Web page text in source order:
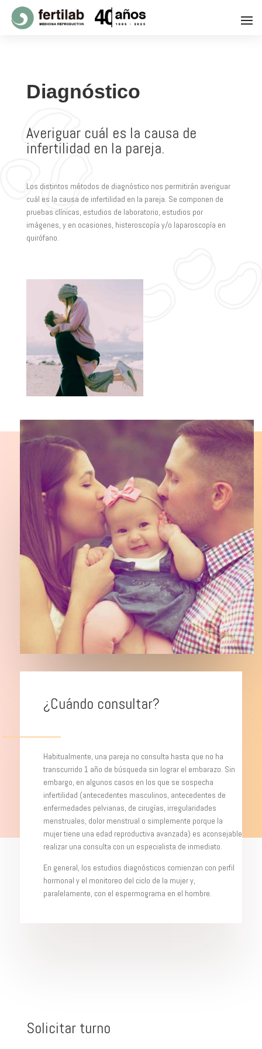
Diagnóstico
Averiguar cuál es la causa de
infertilidad en la pareja.
Los distintos métodos de diagnóstico nos permitirán averiguar
cuál es la causa de infertilidad en la pareja. Se componen de
pruebas clínicas, estudios de laboratorio, estudios por
imágenes, y en ocasiones, histeroscopía y/o laparoscopía en
quirófano.
¿Cuándo consultar?
Habitualmente, una pareja no consulta hasta que no ha
transcurrido 1 año de búsqueda sin lograr el embarazo. Sin
embargo, en algunos casos en los que se sospecha
infertilidad (antecedentes masculinos, antecedentes de
enfermedades pelvianas, de cirugías, irregularidades
menstruales, dolor menstrual o simplemente porque la
mujer tiene una edad reproductiva avanzada) es aconsejable
realizar una consulta con un especialista de inmediato.
En general, los estudios diagnósticos comienzan con perfil
hormonal y el monitoreo del ciclo de la mujer y,
paralelamente, con el espermograma en el hombre.
Solicitar turno